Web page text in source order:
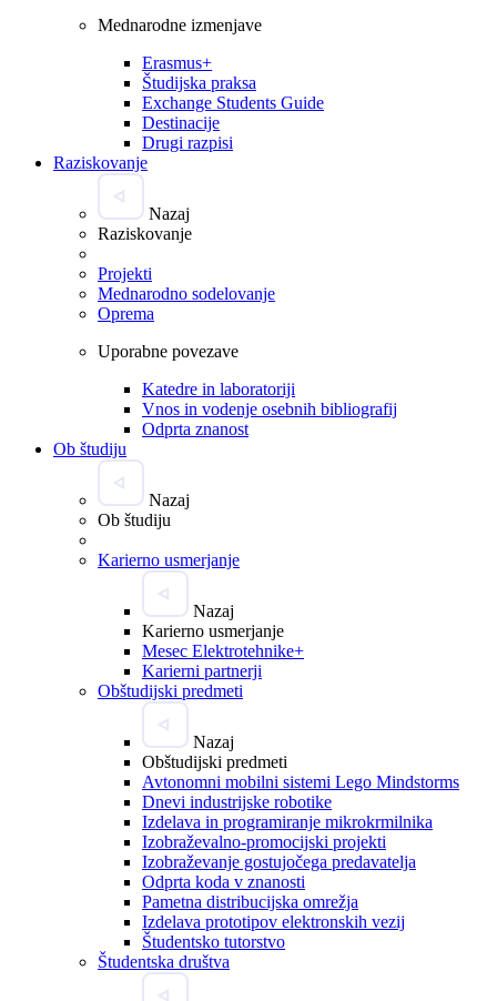
Mednarodne izmenjave
Erasmus+
Študijska praksa
Exchange Students Guide
Destinacije
Drugi razpisi
Raziskovanje
Nazaj
Raziskovanje
Projekti
Mednarodno sodelovanje
Oprema
Uporabne povezave
Katedre in laboratoriji
Vnos in vodenje osebnih bibliografij
Odprta znanost
Ob študiju
Nazaj
Ob študiju
Karierno usmerjanje
Nazaj
Karierno usmerjanje
Mesec Elektrotehnike+
Karierni partnerji
Obštudijski predmeti
Nazaj
Obštudijski predmeti
Avtonomni mobilni sistemi Lego Mindstorms
Dnevi industrijske robotike
Izdelava in programiranje mikrokrmilnika
Izobraževalno-promocijski projekti
Izobraževanje gostujočega predavatelja
Odprta koda v znanosti
Pametna distribucijska omrežja
Izdelava prototipov elektronskih vezij
Študentsko tutorstvo
Študentska društva